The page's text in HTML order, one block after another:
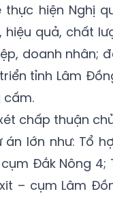
thực hiện Nghị
hiệu quả, chất
doanh nhân;
tỉnh Lâm
cấm.
chấp thuận
lớn như: Tổ
Đắk Nông 4;
– cụm Lâm